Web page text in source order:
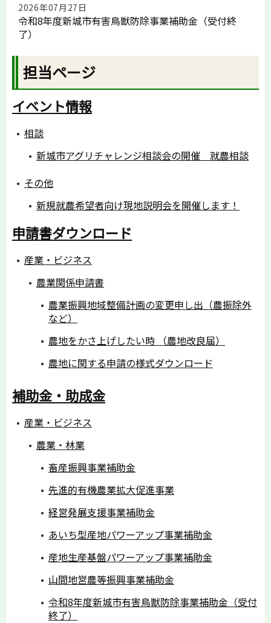
2026年07月27日
令和8年度新城市有害鳥獣防除事業補助金（受付終
了）
担当ページ
イベント情報
相談
新城市アグリチャレンジ相談会の開催 就農相談
その他
新規就農希望者向け現地説明会を開催します！
申請書ダウンロード
産業・ビジネス
農業関係申請書
農業振興地域整備計画の変更申し出（農振除外
など）
農地をかさ上げしたい時 （農地改良届）
農地に関する申請の様式ダウンロード
補助金・助成金
産業・ビジネス
農業・林業
畜産振興事業補助金
先進的有機農業拡大促進事業
経営発展支援事業補助金
あいち型産地パワーアップ事業補助金
産地生産基盤パワーアップ事業補助金
山間地営農等振興事業補助金
令和8年度新城市有害鳥獣防除事業補助金（受付
終了）